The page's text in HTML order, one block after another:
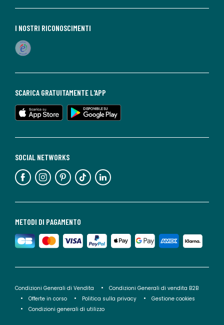
METODI DI PAGAMENTO
SOCIAL NETWORKS
SCARICA GRATUITAMENTE L'APP
I NOSTRI RICONOSCIMENTI
Condizioni Generali di Vendita
Condizioni Generali di vendita B2B
Offerte in corso
Politica sulla privacy
Gestione cookies
Condizioni generali di utilizzo